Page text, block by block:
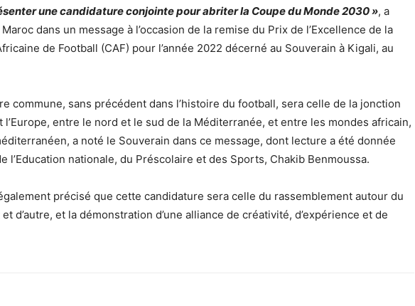
une candidature conjointe pour abriter la Coupe du Monde 2030 », a
dans un message à l’occasion de la remise du Prix de l’Excellence de la
de Football (CAF) pour l’année 2022 décerné au Souverain à Kigali, au
commune, sans précédent dans l’histoire du football, sera celle de la jonction
l’Europe, entre le nord et le sud de la Méditerranée, et entre les mondes africain,
a noté le Souverain dans ce message, dont lecture a été donnée
l’Education nationale, du Préscolaire et des Sports, Chakib Benmoussa.
précisé que cette candidature sera celle du rassemblement autour du
d’autre, et la démonstration d’une alliance de créativité, d’expérience et de